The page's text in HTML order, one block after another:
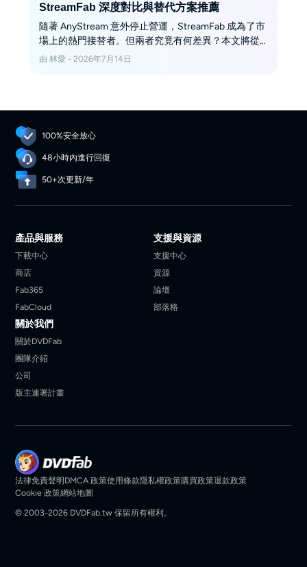
StreamFab 深度對比與替代方案推薦
隨著 AnyStream 意外停止營運，StreamFab 成為了市
場上的熱門接替者。但兩者究竟有何差異？本文將從
支援平台、1080p 下載畫質、自動化功能及性價比進
由 林愛 - 2026年7月14日
100%安全放心
48小時內進行回復
50+次更新/年
產品與服務
下載中心
商店
Fab365
FabCloud
支援與資源
支援中心
資源
論壇
部落格
關於我們
關於DVDFab
團隊介紹
公司
版主連署計畫
法律免責聲明DMCA 政策使用條款隱私權政策購買政策退款政策
Cookie 政策網站地圖
© 2003-2026 DVDFab.tw 保留所有權利。